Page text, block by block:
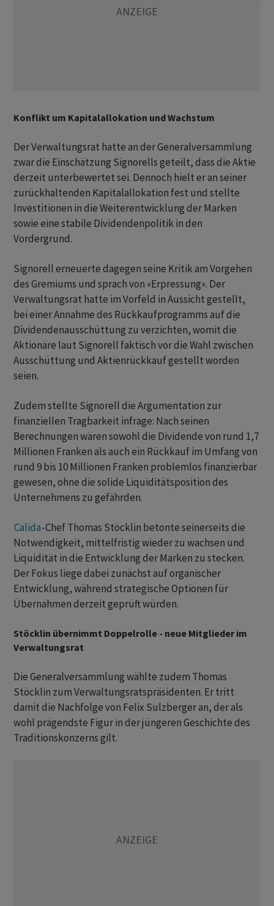
Konflikt um Kapitalallokation und Wachstum
Der Verwaltungsrat hatte an der Generalversammlung
zwar die Einschätzung Signorells geteilt, dass die Aktie
derzeit unterbewertet sei. Dennoch hielt er an seiner
zurückhaltenden Kapitalallokation fest und stellte
Investitionen in die Weiterentwicklung der Marken
sowie eine stabile Dividendenpolitik in den
Vordergrund.
Signorell erneuerte dagegen seine Kritik am Vorgehen
des Gremiums und sprach von «Erpressung». Der
Verwaltungsrat hatte im Vorfeld in Aussicht gestellt,
bei einer Annahme des Rückkaufprogramms auf die
Dividendenausschüttung zu verzichten, womit die
Aktionäre laut Signorell faktisch vor die Wahl zwischen
Ausschüttung und Aktienrückkauf gestellt worden
seien.
Zudem stellte Signorell die Argumentation zur
finanziellen Tragbarkeit infrage: Nach seinen
Berechnungen wären sowohl die Dividende von rund 1,7
Millionen Franken als auch ein Rückkauf im Umfang von
rund 9 bis 10 Millionen Franken problemlos finanzierbar
gewesen, ohne die solide Liquiditätsposition des
Unternehmens zu gefährden.
Calida-Chef Thomas Stöcklin betonte seinerseits die
Notwendigkeit, mittelfristig wieder zu wachsen und
Liquidität in die Entwicklung der Marken zu stecken.
Der Fokus liege dabei zunächst auf organischer
Entwicklung, während strategische Optionen für
Übernahmen derzeit geprüft würden.
Stöcklin übernimmt Doppelrolle - neue Mitglieder im
Verwaltungsrat
Die Generalversammlung wählte zudem Thomas
Stöcklin zum Verwaltungsratspräsidenten. Er tritt
damit die Nachfolge von Felix Sulzberger an, der als
wohl prägendste Figur in der jüngeren Geschichte des
Traditionskonzerns gilt.